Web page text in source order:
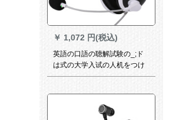
￥ 1,072 円(税込)
英語の口語の聴解試験の_;ド
は式の大学入试の人机をつけ
ています。メイクに対して録
ルの線のダンプを練習しま